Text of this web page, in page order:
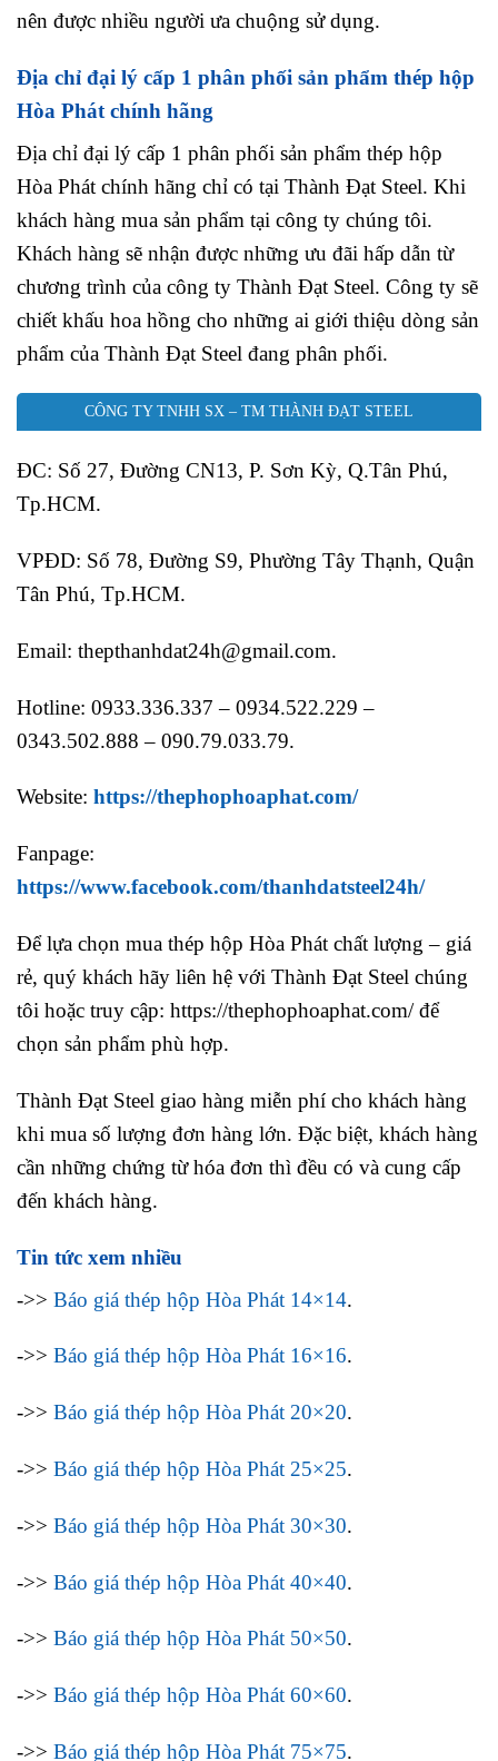
nên được nhiều người ưa chuộng sử dụng.
Địa chỉ đại lý cấp 1 phân phối sản phẩm thép hộp
Hòa Phát chính hãng
Địa chỉ đại lý cấp 1 phân phối sản phẩm thép hộp
Hòa Phát chính hãng chỉ có tại Thành Đạt Steel. Khi
khách hàng mua sản phẩm tại công ty chúng tôi.
Khách hàng sẽ nhận được những ưu đãi hấp dẫn từ
chương trình của công ty Thành Đạt Steel. Công ty sẽ
chiết khấu hoa hồng cho những ai giới thiệu dòng sản
phẩm của Thành Đạt Steel đang phân phối.
CÔNG TY TNHH SX – TM THÀNH ĐẠT STEEL
ĐC: Số 27, Đường CN13, P. Sơn Kỳ, Q.Tân Phú,
Tp.HCM.
VPĐD: Số 78, Đường S9, Phường Tây Thạnh, Quận
Tân Phú, Tp.HCM.
Email: thepthanhdat24h@gmail.com.
Hotline: 0933.336.337 – 0934.522.229 –
0343.502.888 – 090.79.033.79.
Website: https://thephophoaphat.com/
Fanpage:
https://www.facebook.com/thanhdatsteel24h/
Để lựa chọn mua thép hộp Hòa Phát chất lượng – giá
rẻ, quý khách hãy liên hệ với Thành Đạt Steel chúng
tôi hoặc truy cập: https://thephophoaphat.com/ để
chọn sản phẩm phù hợp.
Thành Đạt Steel giao hàng miễn phí cho khách hàng
khi mua số lượng đơn hàng lớn. Đặc biệt, khách hàng
cần những chứng từ hóa đơn thì đều có và cung cấp
đến khách hàng.
Tin tức xem nhiều
->> Báo giá thép hộp Hòa Phát 14×14.
->> Báo giá thép hộp Hòa Phát 16×16.
->> Báo giá thép hộp Hòa Phát 20×20.
->> Báo giá thép hộp Hòa Phát 25×25.
->> Báo giá thép hộp Hòa Phát 30×30.
->> Báo giá thép hộp Hòa Phát 40×40.
->> Báo giá thép hộp Hòa Phát 50×50.
->> Báo giá thép hộp Hòa Phát 60×60.
->> Báo giá thép hộp Hòa Phát 75×75.